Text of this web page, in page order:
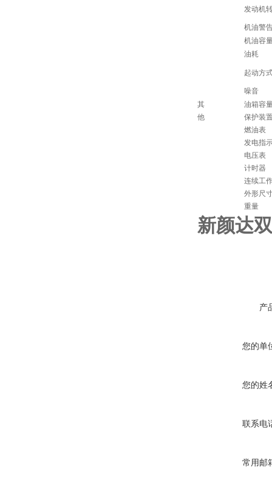
发动机
机油警
机油容
油耗
起动方
噪音
其
油箱容
他
保护装
燃油表
发电指
电压表
计时器
连续工
外形尺
重量
新颜达
产
您的单
您的姓
联系电
常用邮